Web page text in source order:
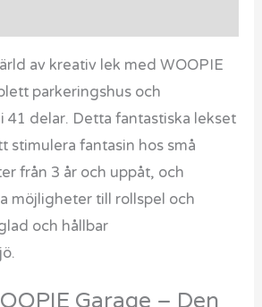
av kreativ lek med WOOPIE
parkeringshus och
41 delar. Detta fantastiska lekset
stimulera fantasin hos små
från 3 år och uppåt, och
möjligheter till rollspel och
och hållbar
Garage – Den